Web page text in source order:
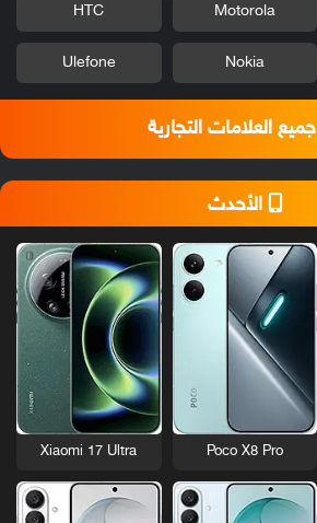
Motorola
HTC
Nokia
Ulefone
جميع العلامات التجارية
الأحدث
Poco X8 Pro
Xiaomi 17 Ultra